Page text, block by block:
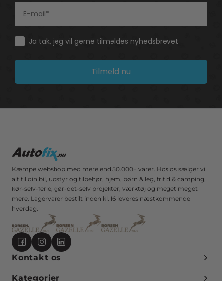
Consent
Ja tak, jeg vil gerne tilmeldes nyhedsbrevet
Tilmeld nu
Kæmpe webshop med mere end 50.000+ varer. Hos os sælger vi
alt til din bil, udstyr og tilbehør, hjem, børn & leg, fritid & camping,
kør-selv-ferie, gør-det-selv projekter, værktøj og meget meget
mere. Lagervarer bestilt inden kl. 16 leveres næstkommende
hverdag.
Kontakt os
Kategorier